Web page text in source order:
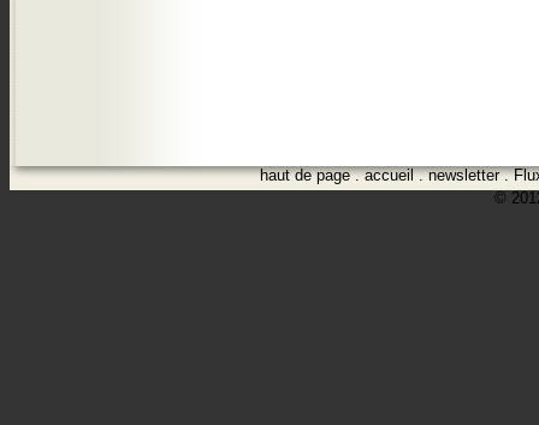
haut de page.accueil.newsletter.
©